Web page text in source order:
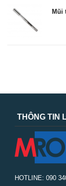
Mũi
THÔNG TIN
HOTLINE: 090